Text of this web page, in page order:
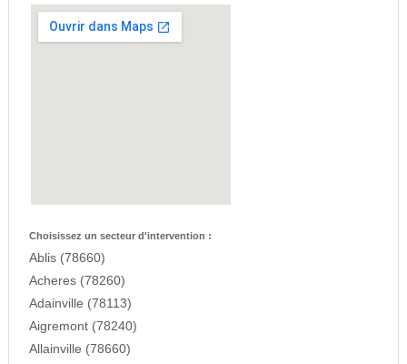
Choisissez un secteur d'intervention :
Ablis (78660)
Acheres (78260)
Adainville (78113)
Aigremont (78240)
Allainville (78660)